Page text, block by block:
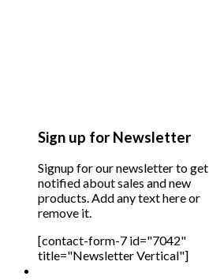
Sign up for Newsletter
Signup for our newsletter to get
notified about sales and new
products. Add any text here or
remove it.
[contact-form-7 id="7042"
title="Newsletter Vertical"]